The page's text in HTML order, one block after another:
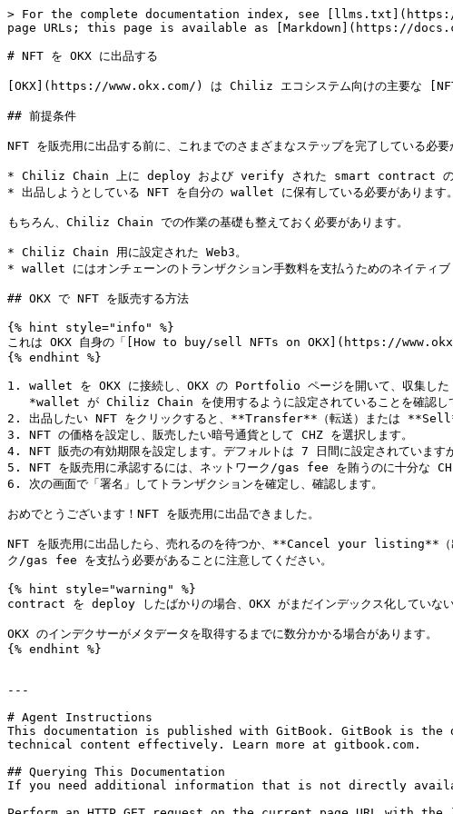
> For the complete documentation index, see
page URLs; this page is available as [Markdown](https://
# NFT を OKX に出品する
[OKX](https://www.okx.com/) は Chiliz エコシステム向けの主要な
## 前提条件
NFT を販売用に出品する前に、これまでのさまざまなステップを完了している必要
* Chiliz Chain 上に deploy および verify された smart contract のアド
* 出品しようとしている NFT を自分の wallet に保有している必要があります。
もちろん、Chiliz Chain での作業の基礎も整えておく必要があります。
* Chiliz Chain 用に設定された Web3。
* wallet にはオンチェーンのトランザクション手数料を支払うためのネイティブ
## OKX で NFT を販売する方法
{% hint style="info" %}
これは OKX 自身の「[How to buy/sell NFTs on OKX](https://
{% endhint %}
1. wallet を OKX に接続し、OKX の Portfolio ページを開いて、収集した
2. 出品したい NFT をクリックすると、**Transfer**（転送）または
3. NFT の価格を設定し、販売したい暗号通貨として CHZ を選択します。
4. NFT 販売の有効期限を設定します。デフォルトは 7 日間に設定されています
5. NFT を販売用に承認するには、ネットワーク/gas fee を賄うのに十分な
6. 次の画面で「署名」してトランザクションを確定し、確認します。
おめでとうございます！NFT を販売用に出品できました。
NFT を販売用に出品したら、売れるのを待つか、**Cancel your listing**（
ク/gas fee を支払う必要があることに注意してください。
{% hint style="warning" %}
contract を deploy したばかりの場合、OKX がまだインデックス化していない
OKX のインデクサーがメタデータを取得するまでに数分かかる場合があります。
{% endhint %}
---
# Agent Instructions
This documentation is published with GitBook. GitBook is the
technical content effectively. Learn more at gitbook.com.
## Querying This Documentation
If you need additional information that is not directly